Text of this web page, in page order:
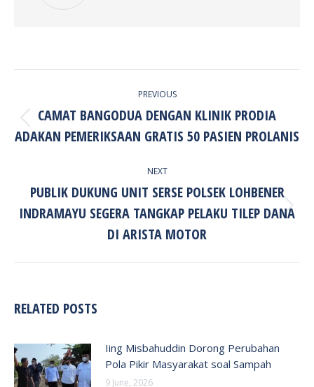
PREVIOUS
Previous
post:
CAMAT BANGODUA DENGAN KLINIK PRODIA
ADAKAN PEMERIKSAAN GRATIS 50 PASIEN PROLANIS
NEXT
Next
post:
PUBLIK DUKUNG UNIT SERSE POLSEK LOHBENER
INDRAMAYU SEGERA TANGKAP PELAKU TILEP DANA
DI ARISTA MOTOR
RELATED POSTS
Iing Misbahuddin Dorong Perubahan
Pola Pikir Masyarakat soal Sampah
9 June, 2026